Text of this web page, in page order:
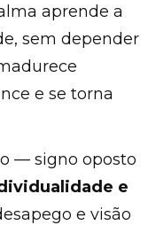
aprende a
sem depender
e se torna
— signo oposto
e
e visão